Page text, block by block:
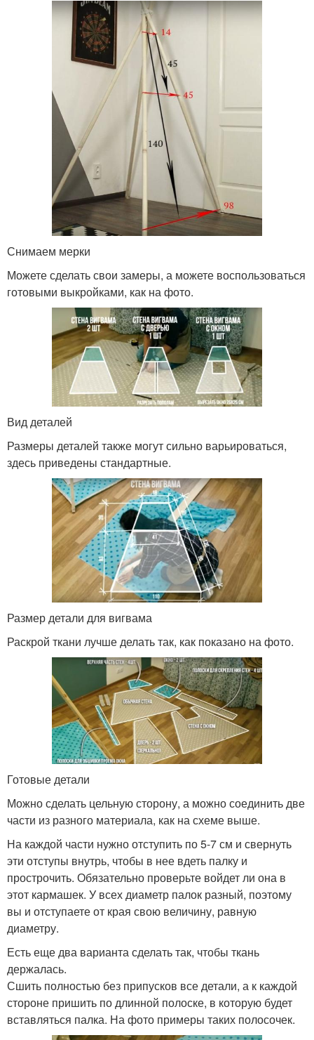
Снимаем мерки
Можете сделать свои замеры, а можете воспользоваться
готовыми выкройками, как на фото.
Вид деталей
Размеры деталей также могут сильно варьироваться,
здесь приведены стандартные.
Размер детали для вигвама
Раскрой ткани лучше делать так, как показано на фото.
Готовые детали
Можно сделать цельную сторону, а можно соединить две
части из разного материала, как на схеме выше.
На каждой части нужно отступить по 5-7 см и свернуть
эти отступы внутрь, чтобы в нее вдеть палку и
прострочить. Обязательно проверьте войдет ли она в
этот кармашек. У всех диаметр палок разный, поэтому
вы и отступаете от края свою величину, равную
диаметру.
Есть еще два варианта сделать так, чтобы ткань
держалась.
Сшить полностью без припусков все детали, а к каждой
стороне пришить по длинной полоске, в которую будет
вставляться палка. На фото примеры таких полосочек.